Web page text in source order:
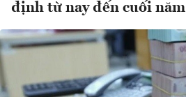
định từ nay đến cuối năm